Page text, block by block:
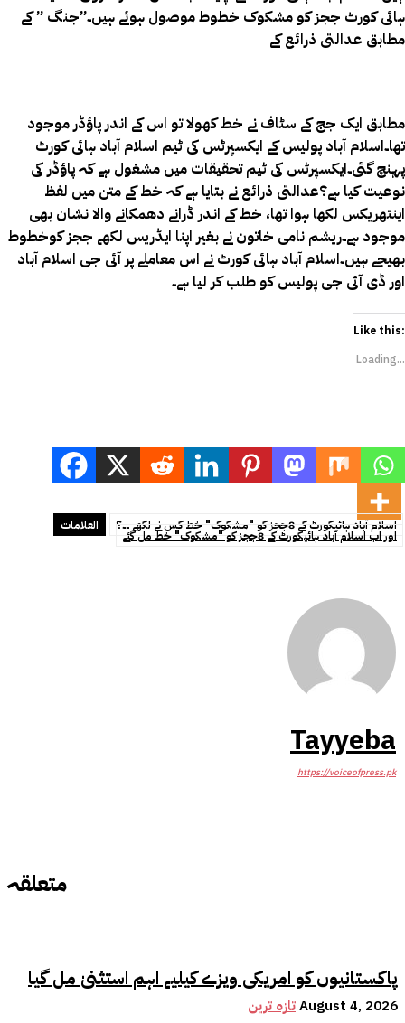
متعلقہ
پاکستانیوں کو امریکی ویزے کیلیے اہم استثنیٰ مل گیا
تازہ ترینAugust 4, 2026
ہائی کورٹ ججز کو مشکوک خطوط موصول ہوئے ہیں۔”جنگ ” کے
مطابق عدالتی ذرائع کے
مطابق ایک جج کے سٹاف نے خط کھولا تو اس کے اندر پاؤڈر موجود
تھا۔اسلام آباد پولیس کے ایکسپرٹس کی ٹیم اسلام آباد ہائی کورٹ
پہنچ گئی۔ایکسپرٹس کی ٹیم تحقیقات میں مشغول ہے کہ پاؤڈر کی
نوعیت کیا ہے؟عدالتی ذرائع نے بتایا ہے کہ خط کے متن میں لفظ
اینتھریکس لکھا ہوا تھا، خط کے اندر ڈرانے دھمکانے والا نشان بھی
موجود ہے۔ریشم نامی خاتون نے بغیر اپنا ایڈریس لکھے ججز کوخطوط
بھیجے ہیں۔اسلام آباد ہائی کورٹ نے اس معاملے پر آئی جی اسلام آباد
اور ڈی آئی جی پولیس کو طلب کر لیا ہے۔
Like this:
Loading...
العلامات اسلام آباد ہائیکورٹ کے 8ججز کو "مشکوک" خط کس نے لکھے ۔۔؟
اور اب اسلام آباد ہائیکورٹ کے 8ججز کو "مشکوک" خط مل گئے
Tayyeba
https://voiceofpress.pk